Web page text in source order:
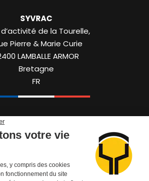
SYVRAC
de la Tourelle,
Pierre & Marie Curie
LAMBALLE ARMOR
Bretagne
FR
+33 (0)2 96 50 50 88
Contactez-nous